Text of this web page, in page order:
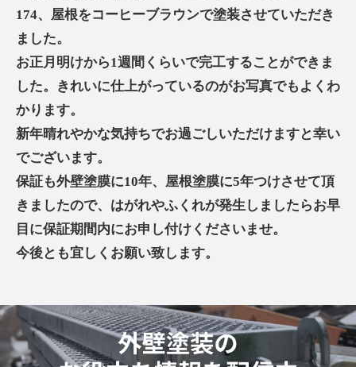
174、屋根をコーヒーブラウンで塗装させていただき
ました。
お正月明けから1週間くらいで完工することができま
した。きれいに仕上がっているのがお写真でもよくわ
かります。
新年晴れやかな気持ちでお過ごしいただけますと幸い
でございます。
保証も外壁塗膜に10年、屋根塗膜に5年つけさせて頂
きましたので、はがれやふくれが発生しましたらお早
目に保証期間内にお申し付けくださいませ。
今後とも宜しくお願い致します。